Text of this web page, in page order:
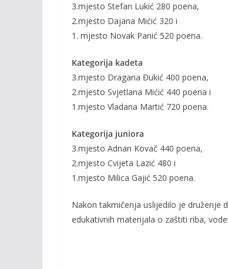
3.mjesto Stefan Lukić 280 poena,
2.mjesto Dajana Mićić 320 i
1. mjesto Novak Panić 520 poena.
Kategorija kadeta
3.mjesto Dragana Đukić 400 poena,
2.mjesto Svjetlana Mićić 440 poena i
1.mjesto Vladana Martić 720 poena.
Kategorija juniora
3.mjesto Adnan Kovač 440 poena,
2.mjesto Cvijeta Lazić 480 i
1.mjesto Milica Gajić 520 poena.
Nakon takmičenja uslijedilo je druženje
edukativnih materijala o zaštiti riba,